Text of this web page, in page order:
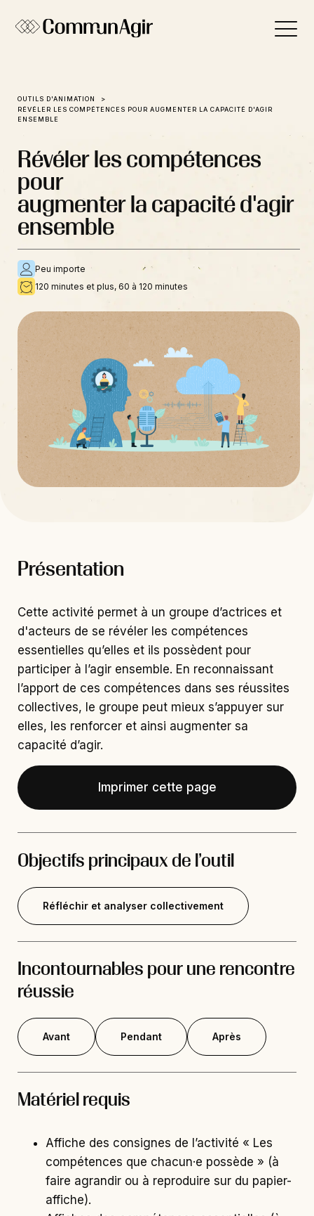
OUTILS D'ANIMATION
RÉVÉLER LES COMPÉTENCES POUR AUGMENTER LA CAPACITÉ D'AGIR
ENSEMBLE
Révéler les compétences
pour
augmenter la capacité d'agir
ensemble
Peu importe
120 minutes et plus, 60 à 120 minutes
Présentation
Cette activité permet à un groupe d’actrices et
d'acteurs de se révéler les compétences
essentielles qu’elles et ils possèdent pour
participer à l’agir ensemble. En reconnaissant
l’apport de ces compétences dans ses réussites
collectives, le groupe peut mieux s’appuyer sur
elles, les renforcer et ainsi augmenter sa
capacité d’agir.
Imprimer cette page
Objectifs principaux de l’outil
Réfléchir et analyser collectivement
Incontournables pour une rencontre
réussie
Avant Pendant Après
Matériel requis
Affiche des consignes de l’activité « Les
compétences que chacun·e possède » (à
faire agrandir ou à reproduire sur du papier-
affiche).